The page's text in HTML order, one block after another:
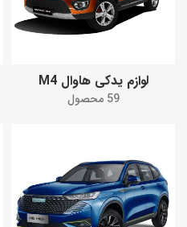
لوازم یدکی هاوال M4
59 محصول